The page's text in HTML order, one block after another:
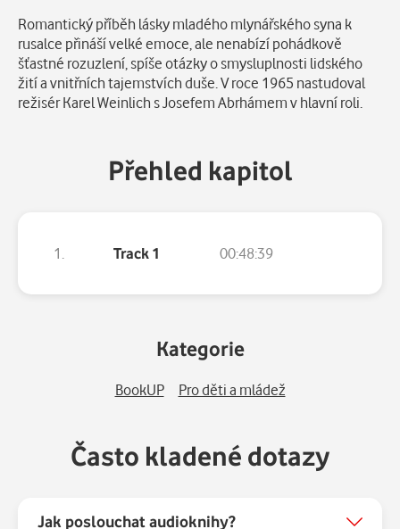
Popis
Romantický příběh lásky mladého mlynářského syna k
rusalce přináší velké emoce, ale nenabízí pohádkově
šťastné rozuzlení, spíše otázky o smysluplnosti lidského
žití a vnitřních tajemstvích duše. V roce 1965 nastudoval
režisér Karel Weinlich s Josefem Abrhámem v hlavní roli.
Přehled kapitol
1. Track 1 00:48:39
Kategorie
BookUP Pro děti a mládež
Často kladené dotazy
Jak poslouchat audioknihy?